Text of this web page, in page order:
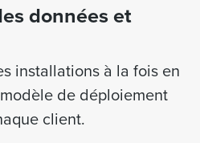
données et
installations à la fois en
de déploiement
client.